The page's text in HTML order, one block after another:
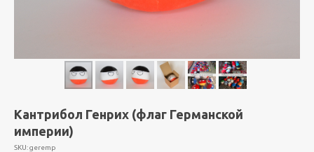
Кантрибол Генрих (флаг Германской
империи)
SKU:geremp